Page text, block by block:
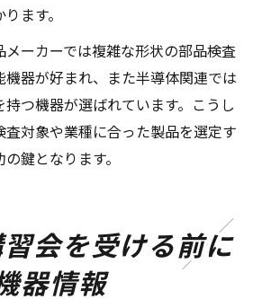
ます。
ーカーでは複雑な形状の部品検査
機器が好まれ、また半導体関連では
つ機器が選ばれています。こうし
査対象や業種に合った製品を選定す
鍵となります。
会を受ける前に
器情報